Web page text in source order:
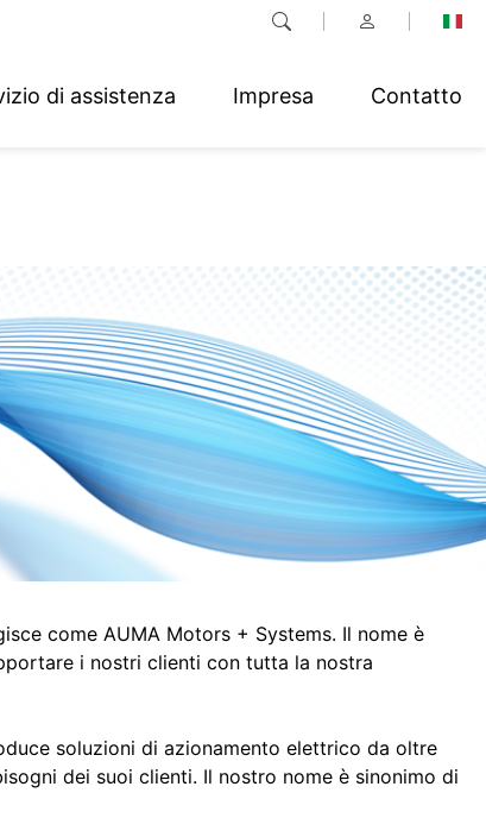
di assistenza Impresa Contatto
come AUMA Motors + Systems. Il nome è
i nostri clienti con tutta la nostra
soluzioni di azionamento elettrico da oltre
dei suoi clienti. Il nostro nome è sinonimo di